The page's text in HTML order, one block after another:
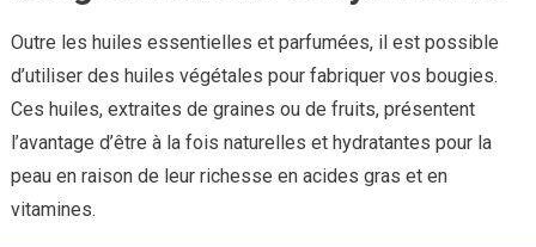
Outre les huiles essentielles et parfumées, il est possible
d’utiliser des huiles végétales pour fabriquer vos bougies.
Ces huiles, extraites de graines ou de fruits, présentent
l’avantage d’être à la fois naturelles et hydratantes pour la
peau en raison de leur richesse en acides gras et en
vitamines.